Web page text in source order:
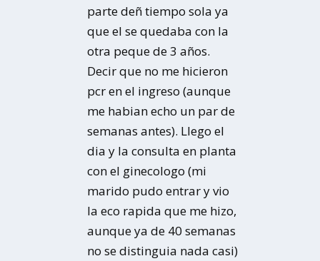
parte deñ tiempo sola ya
que el se quedaba con la
otra peque de 3 años.
Decir que no me hicieron
pcr en el ingreso (aunque
me habian echo un par de
semanas antes). Llego el
dia y la consulta en planta
con el ginecologo (mi
marido pudo entrar y vio
la eco rapida que me hizo,
aunque ya de 40 semanas
no se distinguia nada casi)